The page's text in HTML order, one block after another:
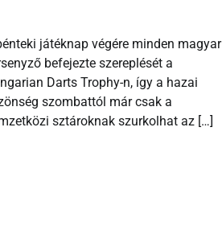
játéknap végére minden magyar
befejezte szereplését a
Darts Trophy-n, így a hazai
szombattól már csak a
sztároknak szurkolhat az […]